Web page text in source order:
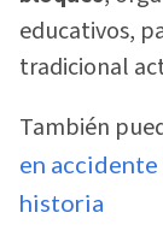
educativos,
tradicional
También
en accidente
historia